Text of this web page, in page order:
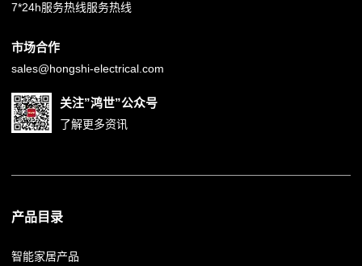
7*24h服务热线服务热线
市场合作
sales@hongshi-electrical.com
关注”鸿世”公众号
了解更多资讯
产品目录
智能家居产品